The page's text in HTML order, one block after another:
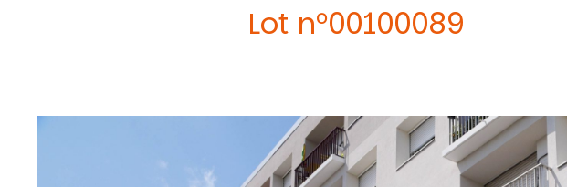
Lot n°00100089